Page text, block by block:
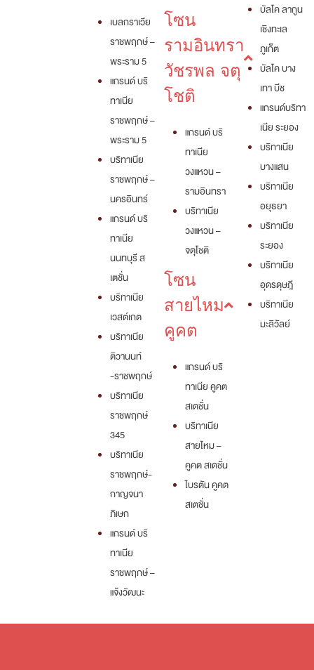
เบลกราเวีย
ราชพฤกษ์ –
พระราม 5
แกรนด์ บริ
ทาเนีย
ราชพฤกษ์ –
พระราม 5
บริทาเนีย
ราชพฤกษ์ –
นครอินทร์
แกรนด์ บริ
ทาเนีย
นนทบุรี ส
เตชั่น
บริทาเนีย
เวสต์เกต
บริทาเนีย
ติวานนท์
-ราชพฤกษ์
บริทาเนีย
ราชพฤกษ์
345
บริทาเนีย
ราชพฤกษ์-
กาญจนา
ภิเษก
แกรนด์ บริ
ทาเนีย
ราชพฤกษ์ –
แจ้งวัฒนะ
โซน
รามอินทรา
วัชรพล จตุ
โชติ
แกรนด์ บริ
ทาเนีย
วงแหวน –
รามอินทรา
บริทาเนีย
วงแหวน –
จตุโชติ
โซน
สายไหม
คูคต
แกรนด์ บริ
ทาเนีย คูคต
สเตชั่น
บริทาเนีย
สายไหม –
คูคต สเตชั่น
ไบรตัน คูคต
สเตชั่น
บัลโค ลากูน
เชิงทะเล
ภูเก็ต
บัลโค บาง
เทา บีช
แกรนด์บริทา
เนีย ระยอง
บริทาเนีย
บางแสน
บริทาเนีย
อยุธยา
บริทาเนีย
ระยอง
บริทาเนีย
อุดรดุษฎี
บริทาเนีย
มะลิวัลย์